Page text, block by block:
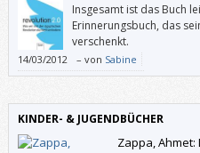
Insgesamt ist das Buch
Erinnerungsbuch, das
verschenkt.
14/03/2012 – von Sabine
KINDER- & JUGENDBÜCHER
Zappa,